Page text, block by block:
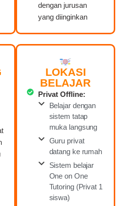
dengan jurusan
yang diinginkan
LOKASI
BELAJAR
Privat Offline:
Belajar dengan
sistem tatap
muka langsung
Guru privat
datang ke rumah
Sistem belajar
One on One
Tutoring (Privat 1
siswa)